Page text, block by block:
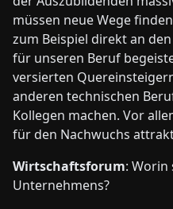
müssen neue Wege
zum Beispiel direkt an
für unseren Beruf
versierten
anderen technischen
Kollegen machen. Vor
für den Nachwuchs
Wirtschaftsforum: Worin
Unternehmens?